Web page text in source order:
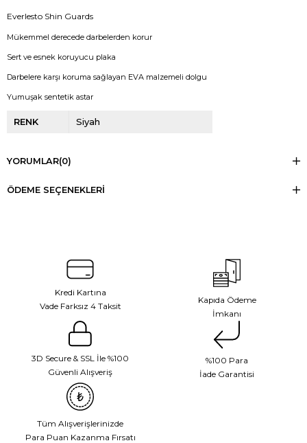
Everlesto Shin Guards
Mükemmel derecede darbelerden korur
Sert ve esnek koruyucu plaka
Darbelere karşı koruma sağlayan EVA malzemeli dolgu
Yumuşak sentetik astar
RENK Siyah
YORUMLAR(0)
ÖDEME SEÇENEKLERI
Kredi Kartına
Vade Farksız 4 Taksit
Kapıda Ödeme
İmkanı
3D Secure & SSL İle %100
Güvenli Alışveriş
%100 Para
İade Garantisi
Tüm Alışverişlerinizde
Para Puan Kazanma Fırsatı